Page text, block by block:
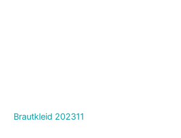
Brautkleid 202311